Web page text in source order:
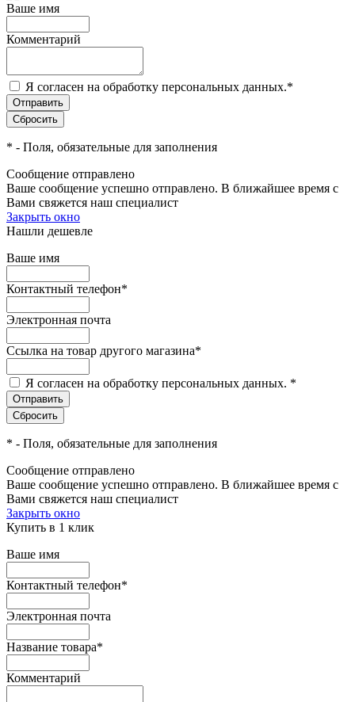
Ваше имя
Комментарий
Я согласен на обработку персональных данных.*
* - Поля, обязательные для заполнения
Сообщение отправлено
Ваше сообщение успешно отправлено. В ближайшее время с
Вами свяжется наш специалист
Закрыть окно
Нашли дешевле
Ваше имя
Контактный телефон*
Электронная почта
Ссылка на товар другого магазина*
Я согласен на обработку персональных данных. *
* - Поля, обязательные для заполнения
Сообщение отправлено
Ваше сообщение успешно отправлено. В ближайшее время с
Вами свяжется наш специалист
Закрыть окно
Купить в 1 клик
Ваше имя
Контактный телефон*
Электронная почта
Название товара*
Комментарий